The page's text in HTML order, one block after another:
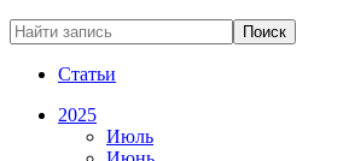
Статьи
2025
Июль